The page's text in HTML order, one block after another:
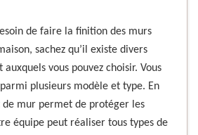
de faire la finition des murs
sachez qu’il existe divers
vous pouvez choisir. Vous
plusieurs modèle et type. En
mur permet de protéger les
équipe peut réaliser tous types de